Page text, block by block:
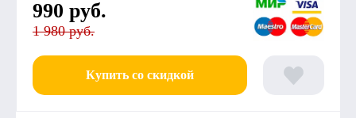
990 руб.
1 980 руб.
Купить со скидкой